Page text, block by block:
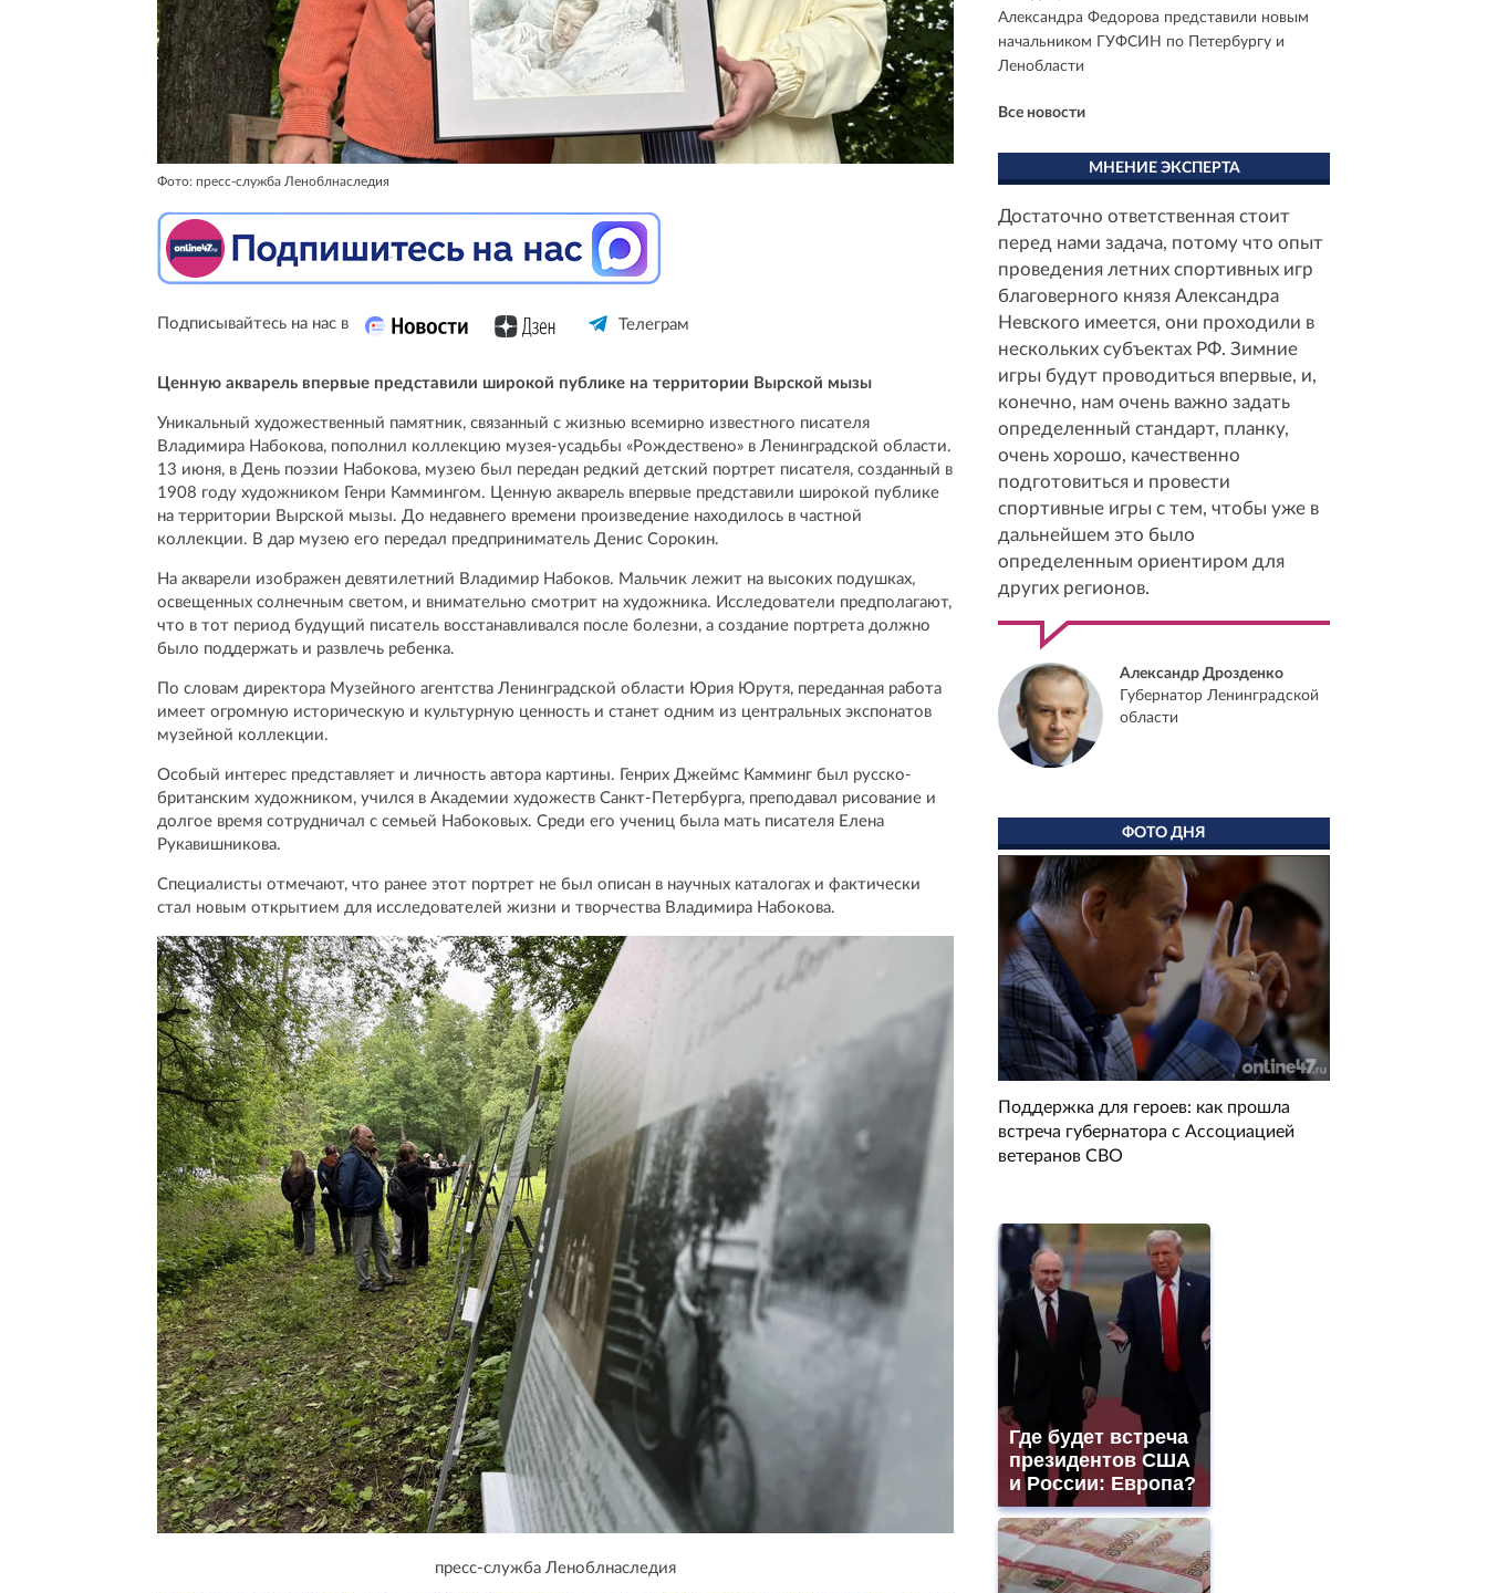
Фото: пресс-служба Леноблнаследия
Подписывайтесь на нас в Телеграм
Ценную акварель впервые представили широкой публике на территории Вырской мызы
Уникальный художественный памятник, связанный с жизнью всемирно известного писателя
Владимира Набокова, пополнил коллекцию музея-усадьбы «Рождествено» в Ленинградской области.
13 июня, в День поэзии Набокова, музею был передан редкий детский портрет писателя, созданный в
1908 году художником Генри Каммингом. Ценную акварель впервые представили широкой публике
на территории Вырской мызы. До недавнего времени произведение находилось в частной
коллекции. В дар музею его передал предприниматель Денис Сорокин.
На акварели изображен девятилетний Владимир Набоков. Мальчик лежит на высоких подушках,
освещенных солнечным светом, и внимательно смотрит на художника. Исследователи предполагают,
что в тот период будущий писатель восстанавливался после болезни, а создание портрета должно
было поддержать и развлечь ребенка.
По словам директора Музейного агентства Ленинградской области Юрия Юрутя, переданная работа
имеет огромную историческую и культурную ценность и станет одним из центральных экспонатов
музейной коллекции.
Особый интерес представляет и личность автора картины. Генрих Джеймс Камминг был русско-
британским художником, учился в Академии художеств Санкт-Петербурга, преподавал рисование и
долгое время сотрудничал с семьей Набоковых. Среди его учениц была мать писателя Елена
Рукавишникова.
Специалисты отмечают, что ранее этот портрет не был описан в научных каталогах и фактически
стал новым открытием для исследователей жизни и творчества Владимира Набокова.
пресс-служба Леноблнаследия
Александра Федорова представили новым
начальником ГУФСИН по Петербургу и
Ленобласти
Все новости
МНЕНИЕ ЭКСПЕРТА
Достаточно ответственная стоит
перед нами задача, потому что опыт
проведения летних спортивных игр
благоверного князя Александра
Невского имеется, они проходили в
нескольких субъектах РФ. Зимние
игры будут проводиться впервые, и,
конечно, нам очень важно задать
определенный стандарт, планку,
очень хорошо, качественно
подготовиться и провести
спортивные игры с тем, чтобы уже в
дальнейшем это было
определенным ориентиром для
других регионов.
Александр Дрозденко
Губернатор Ленинградской
области
ФОТО ДНЯ
Поддержка для героев: как прошла
встреча губернатора с Ассоциацией
ветеранов СВО
Где будет встреча
президентов США
и России: Европа?